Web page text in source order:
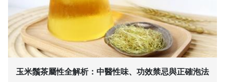
玉米鬚茶屬性全解析：中醫性味、功效禁忌與正確泡法